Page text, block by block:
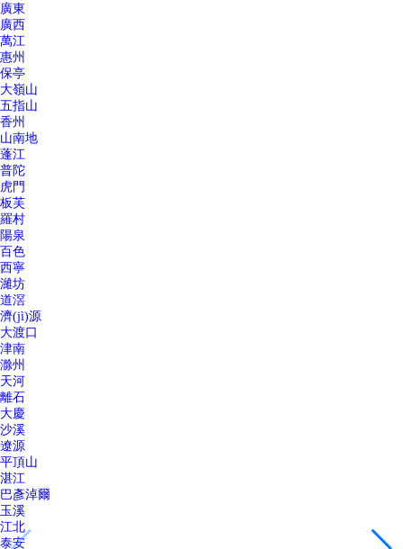
廣東
廣西
萬江
惠州
保亭
大嶺山
五指山
香州
山南地
蓬江
普陀
虎門
板芙
羅村
陽泉
百色
西寧
濰坊
道滘
濟(jì)源
大渡口
津南
滁州
天河
離石
大慶
沙溪
遼源
平頂山
湛江
巴彥淖爾
玉溪
江北
泰安